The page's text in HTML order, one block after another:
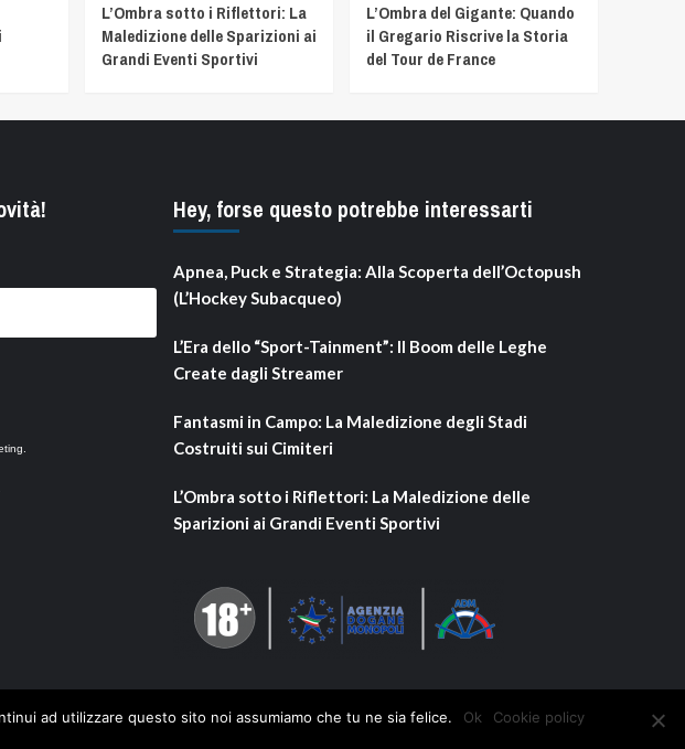
L’Ombra sotto i Riflettori: La
Maledizione delle Sparizioni ai
Grandi Eventi Sportivi
L’Ombra del Gigante: Quando
il Gregario Riscrive la Storia
del Tour de France
Hey, forse questo potrebbe interessarti
Apnea, Puck e Strategia: Alla Scoperta dell’Octopush
(L’Hockey Subacqueo)
L’Era dello “Sport-Tainment”: Il Boom delle Leghe
Create dagli Streamer
Fantasmi in Campo: La Maledizione degli Stadi
Costruiti sui Cimiteri
L’Ombra sotto i Riflettori: La Maledizione delle
Sparizioni ai Grandi Eventi Sportivi
ad utilizzare questo sito noi assumiamo che tu ne sia felice. Ok Cookie policy